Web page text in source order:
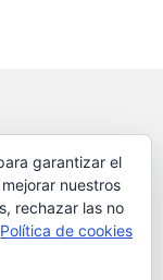
garantizar el
nuestros
rechazar las no
Política de cookies